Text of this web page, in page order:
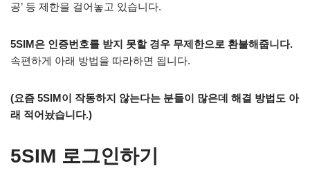
공’ 등 제한을 걸어놓고 있습니다.
5SIM은 인증번호를 받지 못할 경우 무제한으로 환불해줍니다.
속편하게 아래 방법을 따라하면 됩니다.
(요즘 5SIM이 작동하지 않는다는 분들이 많은데 해결 방법도 아
래 적어놨습니다.)
5SIM 로그인하기